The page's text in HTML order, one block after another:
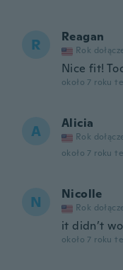
R Reagan
Rok
Nice fit!
około 7 roku
A Alicia
Rok
około 7 roku
N Nicolle
Rok
it didn’t
około 7 roku